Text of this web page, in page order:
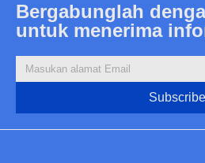
Bergabunglah
untuk menerima
Subscribe